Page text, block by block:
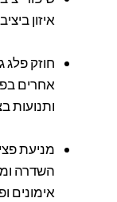
איזון
חוזק פלג
אחרים
ותנועות
מניעת
השדרה
אימונים